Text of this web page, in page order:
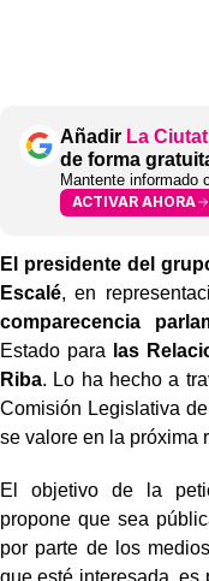
Añadir La Ciutat
de forma
Mantente informado
ACTIVAR AHORA
El presidente del
Escalé, en
comparecencia
Estado para
las
Riba. Lo ha hecho a
Comisión Legislativa
se valore en la próxima
El objetivo de la
propone que sea
por parte de los
que esté interesada, es